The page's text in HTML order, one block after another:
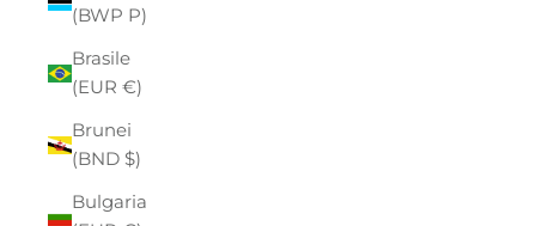
(BWP P)
Brasile
(EUR €)
Brunei
(BND $)
Bulgaria